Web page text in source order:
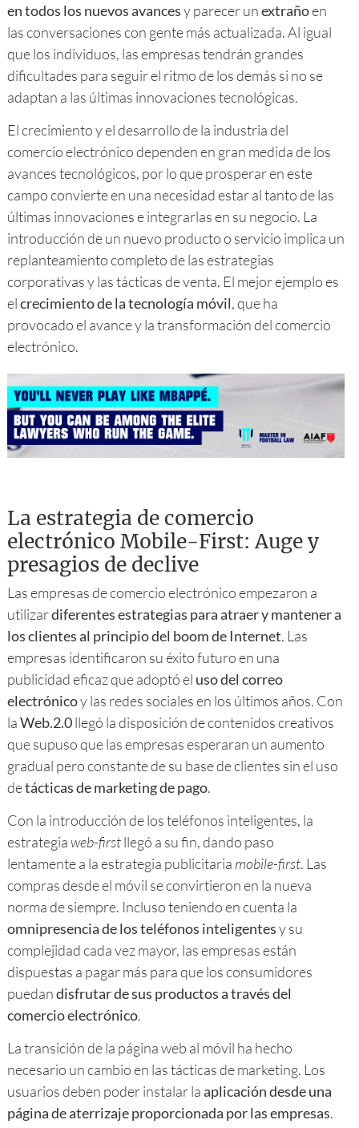
en todos los nuevos avancesy parecer unextrañoen
las conversaciones con gente más actualizada. Al igual
que los individuos, las empresas tendrán grandes
dificultades para seguir el ritmo de los demás si no se
adaptan a las últimas innovaciones tecnológicas.
El crecimiento y el desarrollo de la industria del
comercio electrónico dependen en gran medida de los
avances tecnológicos, por lo que prosperar en este
campo convierte en una necesidad estar al tanto de las
últimas innovaciones e integrarlas en su negocio. La
introducción de un nuevo producto o servicio implica un
replanteamiento completo de las estrategias
corporativas y las tácticas de venta. El mejor ejemplo es
elcrecimiento de la tecnología móvil, que ha
provocado el avance y la transformación del comercio
electrónico.
La estrategia de comercio
electrónico Mobile-First: Auge y
presagios de declive
Las empresas de comercio electrónico empezaron a
utilizardiferentes estrategias para atraer y mantener a
los clientes al principio del boom de Internet. Las
empresas identificaron su éxito futuro en una
publicidad eficaz que adoptó el uso del correo
electrónicoy las redes sociales en los últimos años. Con
laWeb.2.0llegó la disposición de contenidos creativos
que supuso que las empresas esperaran un aumento
gradual pero constante de su base de clientes sin el uso
detácticas de marketing de pago.
Con la introducción de los teléfonos inteligentes, la
estrategiaweb-firstllegó a su fin, dando paso
lentamente a la estrategia publicitaria mobile-first. Las
compras desde el móvil se convirtieron en la nueva
norma de siempre. Incluso teniendo en cuenta la
omnipresencia de los teléfonos inteligentesy su
complejidad cada vez mayor, las empresas están
dispuestas a pagar más para que los consumidores
puedandisfrutar de sus productos a través del
comercio electrónico.
La transición de la página web al móvil ha hecho
necesario un cambio en las tácticas de marketing. Los
usuarios deben poder instalar laaplicación desde una
página de aterrizaje proporcionada por las empresas.